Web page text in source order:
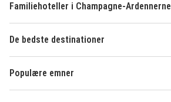
Familiehoteller i Champagne-Ardennerne
De bedste destinationer
Populære emner